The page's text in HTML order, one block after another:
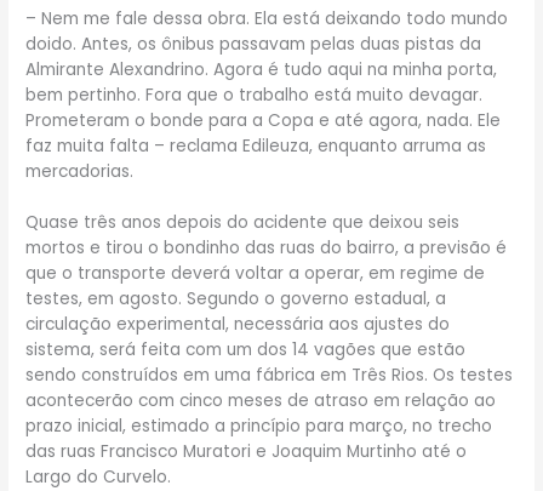
– Nem me fale dessa obra. Ela está deixando todo mundo
doido. Antes, os ônibus passavam pelas duas pistas da
Almirante Alexandrino. Agora é tudo aqui na minha porta,
bem pertinho. Fora que o trabalho está muito devagar.
Prometeram o bonde para a Copa e até agora, nada. Ele
faz muita falta – reclama Edileuza, enquanto arruma as
mercadorias.
Quase três anos depois do acidente que deixou seis
mortos e tirou o bondinho das ruas do bairro, a previsão é
que o transporte deverá voltar a operar, em regime de
testes, em agosto. Segundo o governo estadual, a
circulação experimental, necessária aos ajustes do
sistema, será feita com um dos 14 vagões que estão
sendo construídos em uma fábrica em Três Rios. Os testes
acontecerão com cinco meses de atraso em relação ao
prazo inicial, estimado a princípio para março, no trecho
das ruas Francisco Muratori e Joaquim Murtinho até o
Largo do Curvelo.